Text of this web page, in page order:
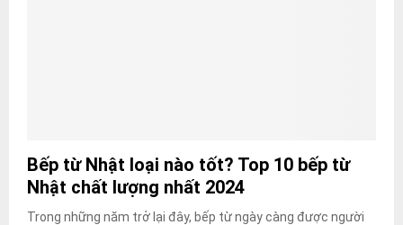
Bếp từ Nhật loại nào tốt? Top 10 bếp từ
Nhật chất lượng nhất 2024
Trong những năm trở lại đây, bếp từ ngày càng được người